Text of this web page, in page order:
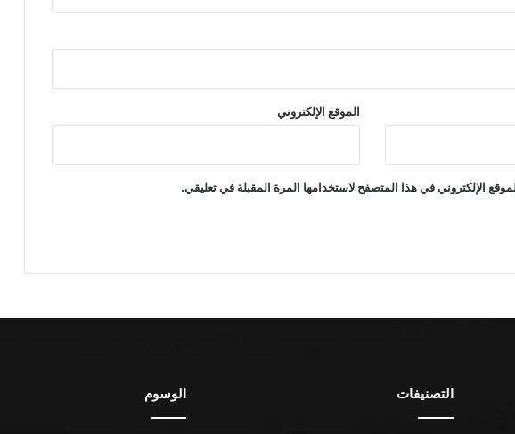
الموقع الإلكتروني
الإلكتروني في هذا المتصفح لاستخدامها المرة المقبلة في تعليقي.
التصنيفات الوسوم